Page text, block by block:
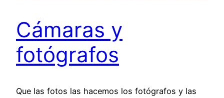
Cámaras y
fotógrafos
Que las fotos las hacemos los fotógrafos y las